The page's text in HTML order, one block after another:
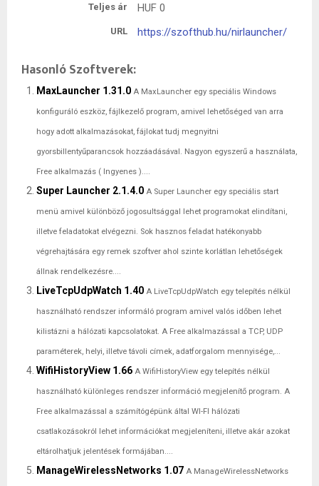
Teljes ár HUF 0
URL https://szofthub.hu/nirlauncher/
Hasonló Szoftverek:
MaxLauncher 1.31.0 A MaxLauncher egy speciális Windows
konfiguráló eszköz, fájlkezelő program, amivel lehetőséged van arra
hogy adott alkalmazásokat, fájlokat tudj megnyitni
gyorsbillentyűparancsok hozzáadásával. Nagyon egyszerű a használata,
Free alkalmazás ( Ingyenes )....
Super Launcher 2.1.4.0 A Super Launcher egy speciális start
menü amivel különböző jogosultsággal lehet programokat elindítani,
illetve feladatokat elvégezni. Sok hasznos feladat hatékonyabb
végrehajtására egy remek szoftver ahol szinte korlátlan lehetőségek
állnak rendelkezésre....
LiveTcpUdpWatch 1.40 A LiveTcpUdpWatch egy telepítés nélkül
használható rendszer informáló program amivel valós időben lehet
kilistázni a hálózati kapcsolatokat. A Free alkalmazással a TCP, UDP
paraméterek, helyi, illetve távoli címek, adatforgalom mennyisége,...
WifiHistoryView 1.66 A WifiHistoryView egy telepítés nélkül
használható különleges rendszer információ megjelenítő program. A
Free alkalmazással a számítógépünk által WI-FI hálózati
csatlakozásokról lehet információkat megjeleníteni, illetve akár azokat
eltárolhatjuk jelentések formájában....
ManageWirelessNetworks 1.07 A ManageWirelessNetworks